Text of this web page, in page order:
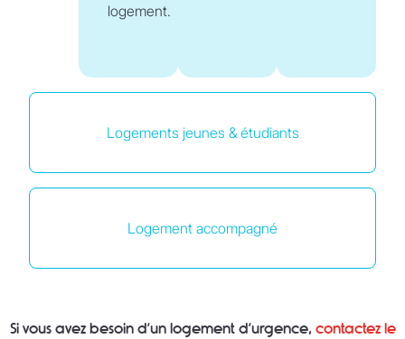
Logements jeunes & étudiants
Logement accompagné
logement.
Si vous avez besoin d’un logement d’urgence, contactez le